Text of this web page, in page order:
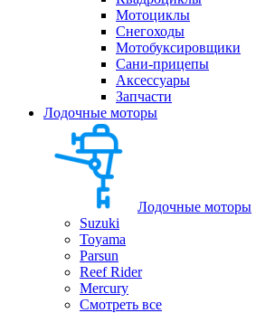
Мотоциклы
Снегоходы
Мотобуксировщики
Сани-прицепы
Аксессуары
Запчасти
Лодочные моторы
Лодочные моторы
Suzuki
Toyama
Parsun
Reef Rider
Mercury
Смотреть все